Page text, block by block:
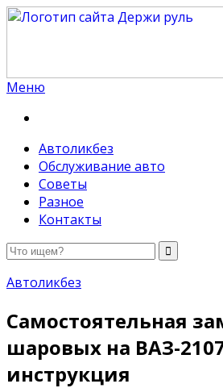
Меню
Автоликбез
Обслуживание авто
Советы
Разное
Контакты
Автоликбез
Самостоятельная
шаровых на ВАЗ-
инструкция